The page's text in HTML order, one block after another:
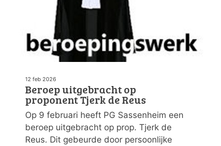
12 feb 2026
Beroep uitgebracht op
proponent Tjerk de Reus
Op 9 februari heeft PG Sassenheim een
beroep uitgebracht op prop. Tjerk de
Reus. Dit gebeurde door persoonlijke